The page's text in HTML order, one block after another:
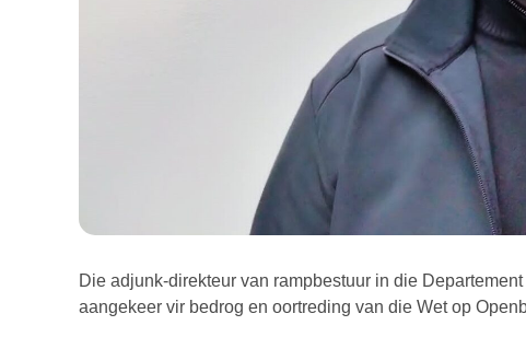
Die adjunk-direkteur van rampbestuur in die
aangekeer vir bedrog en oortreding van die Wet op